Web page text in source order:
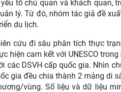
tố chủ quan và khách quan,
lý. Từ đó, nhóm tác giả đề
du lịch.
cứu đi sâu phân tích thực
hiện cam kết với UNESCO
các DSVH cấp quốc gia. Nhìn
gia đều chia thành 2 mảng di
vùng. Số liệu và dữ liệu